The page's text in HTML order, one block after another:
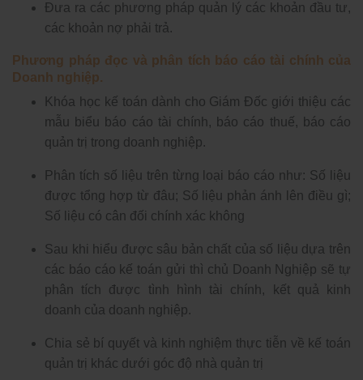
Đưa ra các phương pháp quản lý các khoản đầu tư,
các khoản nợ phải trả.
Phương pháp đọc và phân tích báo cáo tài chính của
Doanh nghiệp.
Khóa học kế toán dành cho Giám Đốc giới thiệu các
mẫu biểu báo cáo tài chính, báo cáo thuế, báo cáo
quản trị trong doanh nghiệp.
Phân tích số liệu trên từng loại báo cáo như: Số liệu
được tổng hợp từ đâu; Số liệu phản ánh lên điều gì;
Số liệu có cân đối chính xác không
Sau khi hiểu được sâu bản chất của số liệu dựa trên
các báo cáo kế toán gửi thì chủ Doanh Nghiệp sẽ tự
phân tích được tình hình tài chính, kết quả kinh
doanh của doanh nghiệp.
Chia sẻ bí quyết và kinh nghiệm thực tiễn về kế toán
quản trị khác dưới góc độ nhà quản trị